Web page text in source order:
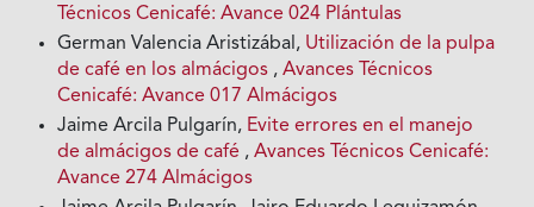
Técnicos Cenicafé: Avance 024 Plántulas
German Valencia Aristizábal, Utilización de la pulpa
de café en los almácigos ,Avances Técnicos
Cenicafé: Avance 017 Almácigos
Jaime Arcila Pulgarín, Evite errores en el manejo
de almácigos de café ,Avances Técnicos Cenicafé:
Avance 274 Almácigos